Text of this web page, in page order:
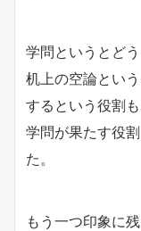
学問というとど
机上の空論とい
するという役割も
学問が果たす役
た。
もう一つ印象に